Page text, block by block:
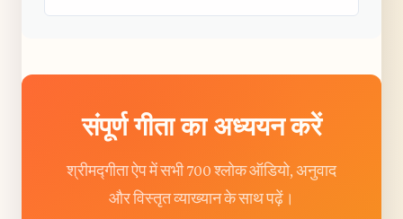
संपूर्ण गीता का अध्ययन करें
श्रीमद्गीता ऐप में सभी 700 श्लोक ऑडियो, अनुवाद
और विस्तृत व्याख्यान के साथ पढ़ें।